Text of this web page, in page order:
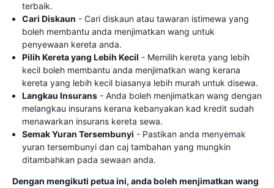
terbaik.
Cari Diskaun - Cari diskaun atau tawaran istimewa yang
boleh membantu anda menjimatkan wang untuk
penyewaan kereta anda.
Pilih Kereta yang Lebih Kecil - Memilih kereta yang lebih
kecil boleh membantu anda menjimatkan wang kerana
kereta yang lebih kecil biasanya lebih murah untuk disewa.
Langkau Insurans - Anda boleh menjimatkan wang dengan
melangkau insurans kerana kebanyakan kad kredit sudah
menawarkan insurans kereta sewa.
Semak Yuran Tersembunyi - Pastikan anda menyemak
yuran tersembunyi dan caj tambahan yang mungkin
ditambahkan pada sewaan anda.
Dengan mengikuti petua ini, anda boleh menjimatkan wang